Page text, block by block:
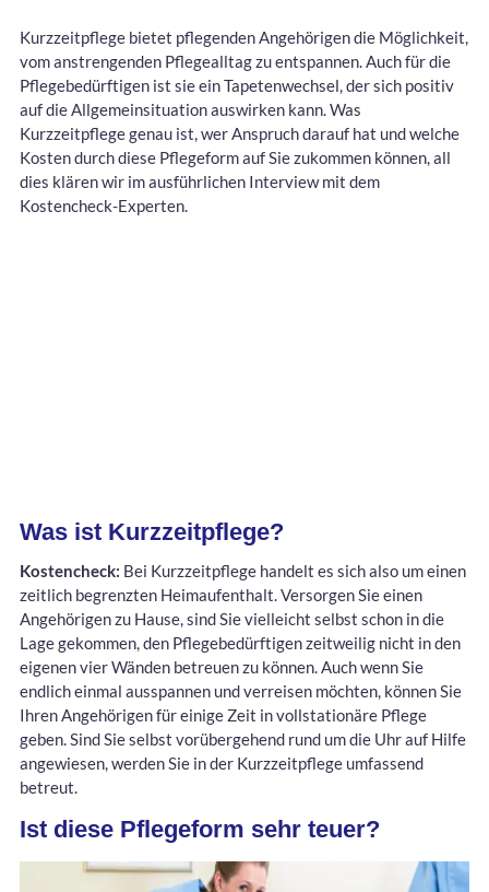
Kurzzeitpflege bietet pflegenden Angehörigen die Möglichkeit,
vom anstrengenden Pflegealltag zu entspannen. Auch für die
Pflegebedürftigen ist sie ein Tapetenwechsel, der sich positiv
auf die Allgemeinsituation auswirken kann. Was
Kurzzeitpflege genau ist, wer Anspruch darauf hat und welche
Kosten durch diese Pflegeform auf Sie zukommen können, all
dies klären wir im ausführlichen Interview mit dem
Kostencheck-Experten.
Was ist Kurzzeitpflege?
Kostencheck: Bei Kurzzeitpflege handelt es sich also um einen
zeitlich begrenzten Heimaufenthalt. Versorgen Sie einen
Angehörigen zu Hause, sind Sie vielleicht selbst schon in die
Lage gekommen, den Pflegebedürftigen zeitweilig nicht in den
eigenen vier Wänden betreuen zu können. Auch wenn Sie
endlich einmal ausspannen und verreisen möchten, können Sie
Ihren Angehörigen für einige Zeit in vollstationäre Pflege
geben. Sind Sie selbst vorübergehend rund um die Uhr auf Hilfe
angewiesen, werden Sie in der Kurzzeitpflege umfassend
betreut.
Ist diese Pflegeform sehr teuer?